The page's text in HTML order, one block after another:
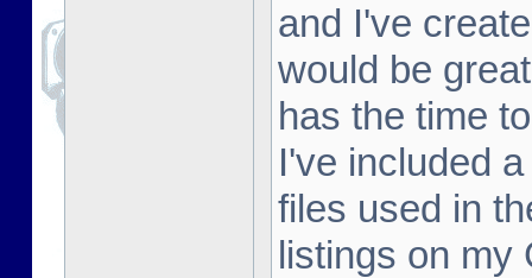
and I've
would be
has the time
I've included
files used in
listings on my